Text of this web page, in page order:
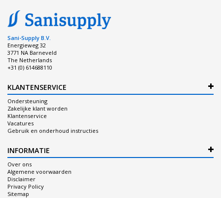
Sani-Supply B.V.
Energieweg 32
3771 NA Barneveld
The Netherlands
+31 (0) 614688110
KLANTENSERVICE
Ondersteuning
Zakelijke klant worden
Klantenservice
Vacatures
Gebruik en onderhoud instructies
INFORMATIE
Over ons
Algemene voorwaarden
Disclaimer
Privacy Policy
Sitemap